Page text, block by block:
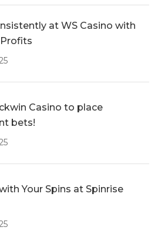
at WS Casino with
Casino to place
bets!
Your Spins at Spinrise